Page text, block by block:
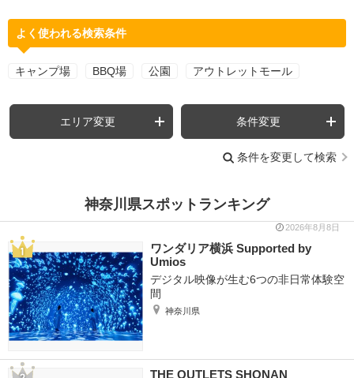
よく使われる検索条件
キャンプ場 BBQ場 公園 アウトレットモール
エリア変更 条件変更
条件を変更して検索
神奈川県スポットランキング
2026年8月8日
ワンダリア横浜 Supported by
Umios
デジタル映像が生む6つの非日常体験空
間
神奈川県
THE OUTLETS SHONAN